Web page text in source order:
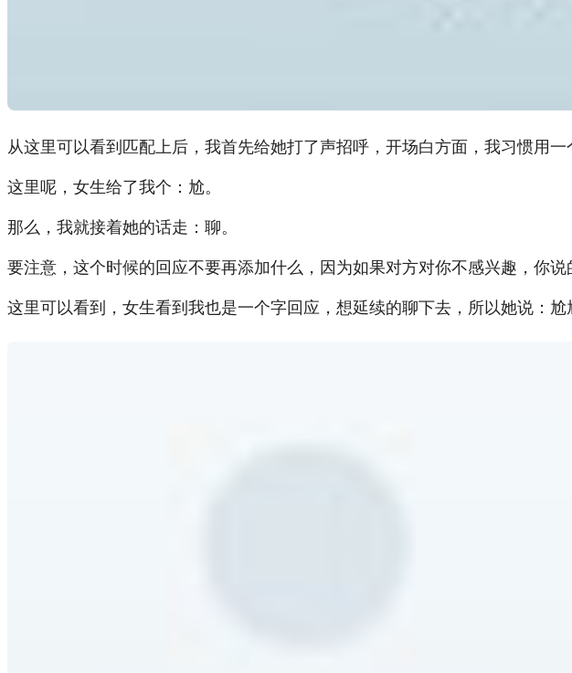
从这里可以看到匹配上后，我首先给她打了声招呼，开场白方面，我习惯用一
这里呢，女生给了我个：尬。
那么，我就接着她的话走：聊。
要注意，这个时候的回应不要再添加什么，因为如果对方对你不感兴趣，你
这里可以看到，女生看到我也是一个字回应，想延续的聊下去，所以她说：